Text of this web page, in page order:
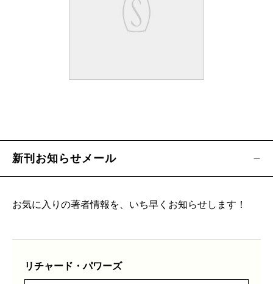
新刊お知らせメール
お気に入りの著者情報を、いち早くお知らせします！
リチャード・パワーズ